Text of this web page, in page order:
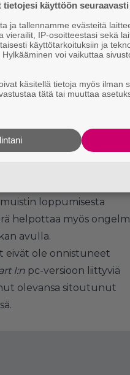
päivitys sai jatkoa eilen
pc-version
loppumisesta
helpottaa myös
avulla.
eivät ole onnistuneet
I:n pc-versioon liittyviä
olevansa sitoutunut
tietojesi käyttöön seuraavasti
ja tallennamme evästeitä
vierailit, IP-osoitteestasi sekä
käyttötarkoituksiin ja
voi vaikuttaa
käsitellä tietoja myös ilman
tätä tai muuttaa